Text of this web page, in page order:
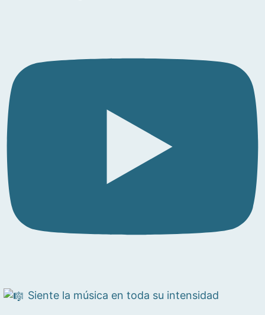
Siente la música en toda su intensidad